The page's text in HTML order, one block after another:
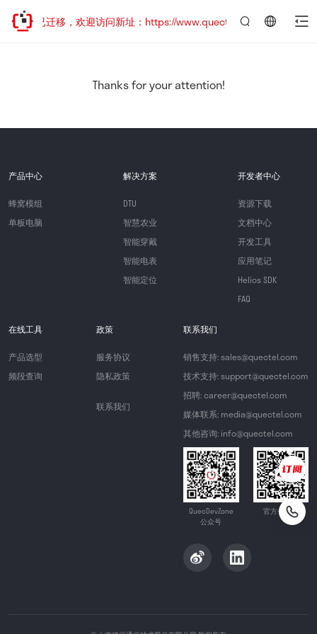
站地址已迁移，欢迎访问新址：https://www.quectel.com.cn
Thanks for your attention!
产品中心
蜂窝模组
单板电脑
解决方案
DTU
智慧农业
智能穿戴
智能电表
智能定位
开发者中心
资源下载
文档中心
开发工具
应用笔记
Helios SDK
FAQ
在线工具
产品选型
频段查询
政策
服务协议
隐私政策
联系我们
联系我们
销售支持: sales@quectel.com
技术支持: support@quectel.com
招聘: career@quectel.com
媒体联系: media@quectel.com
其他咨询: info@quectel.com
QuecDevZone
公众号
官方公众号